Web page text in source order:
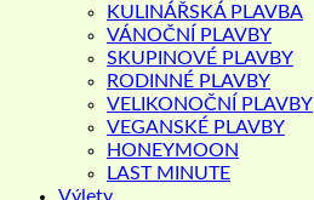
KULINÁŘSKÁ PLAVBA
VÁNOČNÍ PLAVBY
SKUPINOVÉ PLAVBY
RODINNÉ PLAVBY
VELIKONOČNÍ PLAVBY
VEGANSKÉ PLAVBY
HONEYMOON
LAST MINUTE